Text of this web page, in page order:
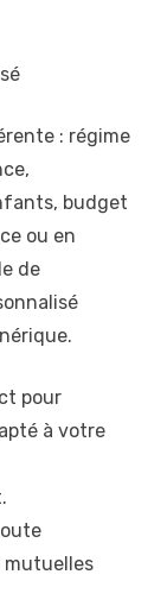
: régime
budget
ou en
de
pour
à votre
mutuelles